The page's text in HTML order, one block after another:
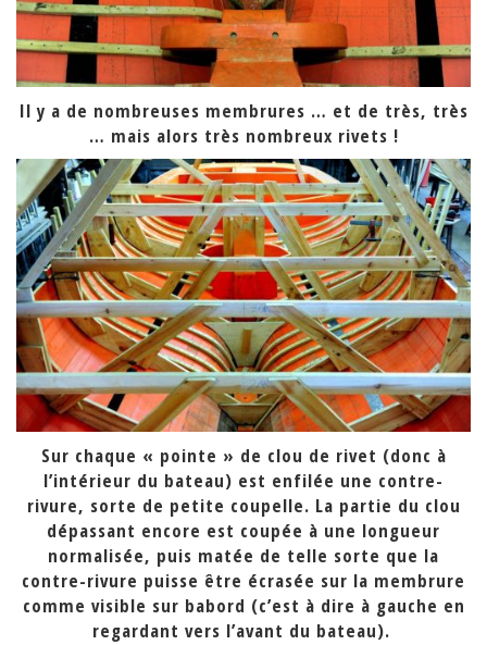
Il y a de nombreuses membrures … et de très, très
… mais alors très nombreux rivets !
Sur chaque « pointe » de clou de rivet (donc à
l’intérieur du bateau) est enfilée une contre-
rivure, sorte de petite coupelle. La partie du clou
dépassant encore est coupée à une longueur
normalisée, puis matée de telle sorte que la
contre-rivure puisse être écrasée sur la membrure
comme visible sur babord (c’est à dire à gauche en
regardant vers l’avant du bateau).